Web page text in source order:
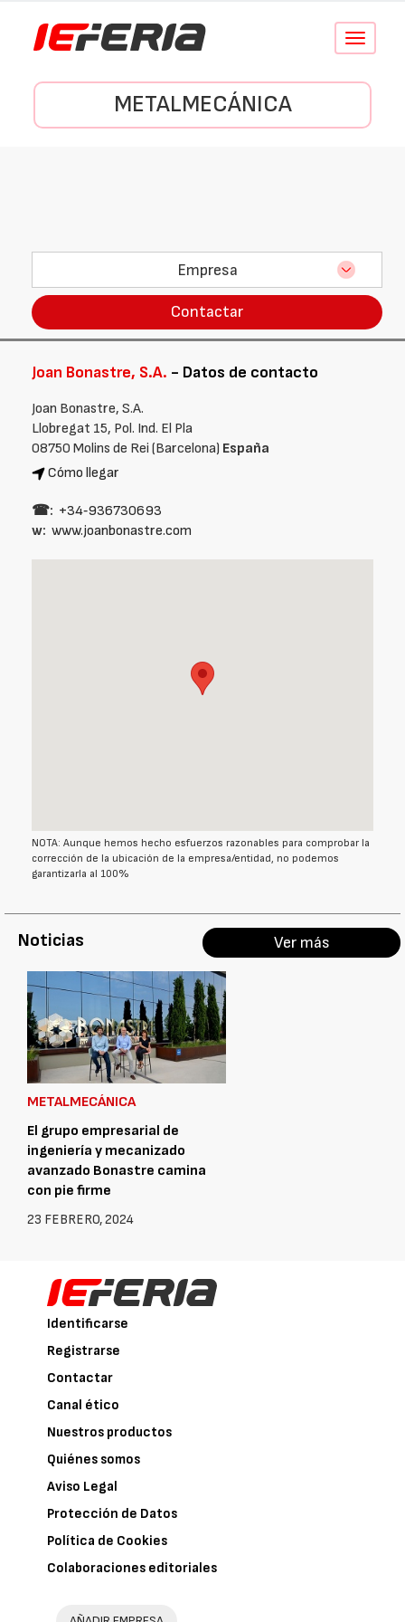
Conmutar
METALMECÁNICA
Empresa
Contactar
Joan Bonastre, S.A. - Datos de contacto
Joan Bonastre, S.A.
Llobregat 15, Pol. Ind. El Pla
08750 Molins de Rei (Barcelona) España
Cómo llegar
☎: +34‑936730693
w: www.joanbonastre.com
NOTA: Aunque hemos hecho esfuerzos razonables para comprobar la
corrección de la ubicación de la empresa/entidad, no podemos
garantizarla al 100%
Noticias Ver más
METALMECÁNICA
El grupo empresarial de
ingeniería y mecanizado
avanzado Bonastre camina
con pie firme
23 FEBRERO, 2024
Identificarse
Registrarse
Contactar
Canal ético
Nuestros productos
Quiénes somos
Aviso Legal
Protección de Datos
Política de Cookies
Colaboraciones editoriales